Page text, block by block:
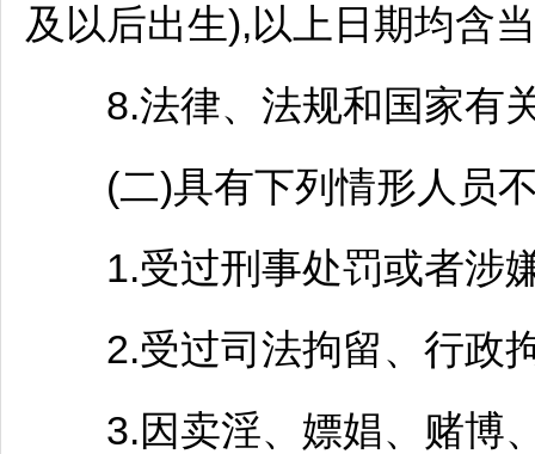
及以后出生),以上日期均含
8.法律、法规和国家有
(二)具有下列情形人员
1.受过刑事处罚或者涉
2.受过司法拘留、行政
3.因卖淫、嫖娼、赌博、